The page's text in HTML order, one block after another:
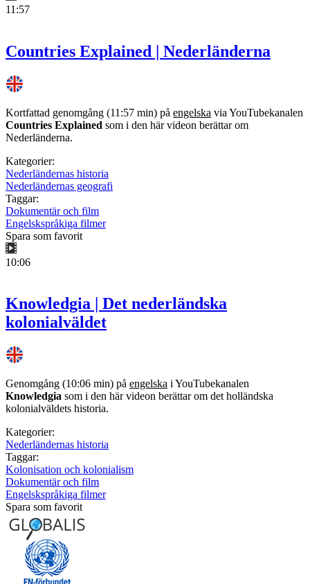
11:57
Countries Explained | Nederländerna
Kortfattad genomgång (11:57 min) på engelska via YouTubekanalen
Countries Explained som i den här videon berättar om
Nederländerna.
Kategorier:
Nederländernas historia
Nederländernas geografi
Taggar:
Dokumentär och film
Engelskspråkiga filmer
Spara som favorit
10:06
Knowledgia | Det nederländska
kolonialväldet
Genomgång (10:06 min) på engelska i YouTubekanalen
Knowledgia som i den här videon berättar om det holländska
kolonialväldets historia.
Kategorier:
Nederländernas historia
Taggar:
Kolonisation och kolonialism
Dokumentär och film
Engelskspråkiga filmer
Spara som favorit